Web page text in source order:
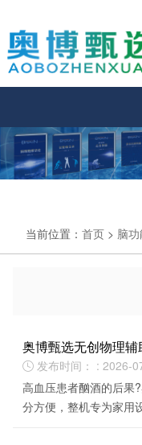
当前位置： 首页 > 脑
奥博甄选无创物理
 发布时间： : 2026-
高血压患者酗酒的后果
分方便，整机专为家用